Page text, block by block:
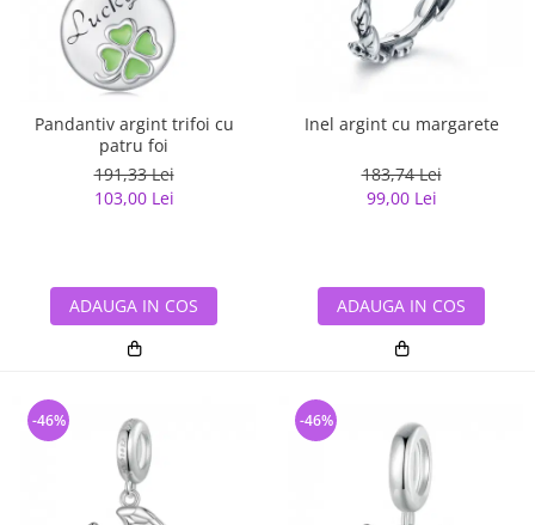
Pandantiv argint trifoi cu
patru foi
191,33 Lei
103,00 Lei
ADAUGA IN COS
Inel argint cu margarete
183,74 Lei
99,00 Lei
ADAUGA IN COS
-46% -46%